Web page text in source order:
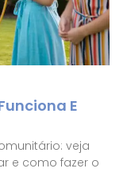
E
veja
e como fazer o